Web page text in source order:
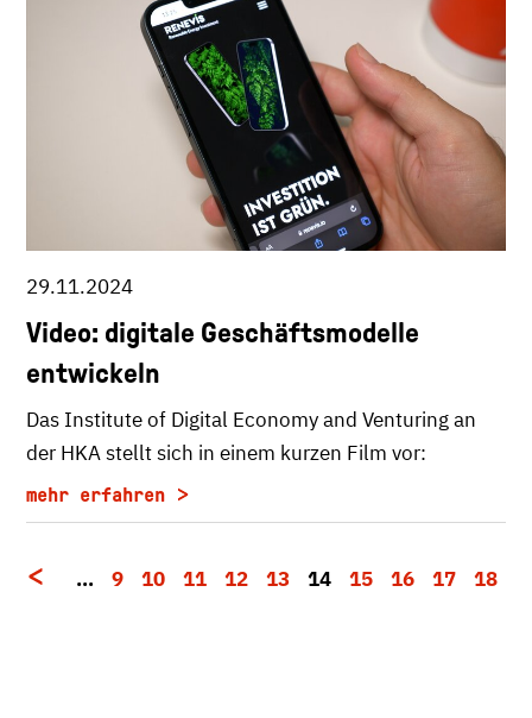
29.11.2024
Video: digitale Geschäftsmodelle
entwickeln
Das Institute of Digital Economy and Venturing an
der HKA stellt sich in einem kurzen Film vor:
mehr erfahren
… 9 10 11 12 13 14 15 16 17 18